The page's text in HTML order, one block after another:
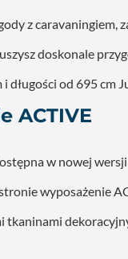
z
doskonale
długości od 695
ACTIVE
w nowej
wyposażenie
tkaninami